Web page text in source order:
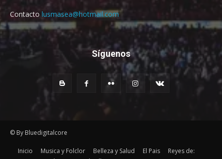
Contacto lusmasea@hotmail.com
Síguenos
© By Bluedigitalcore
Inicio Musica y Folclor Belleza y Salud El Pais
Reyes de: